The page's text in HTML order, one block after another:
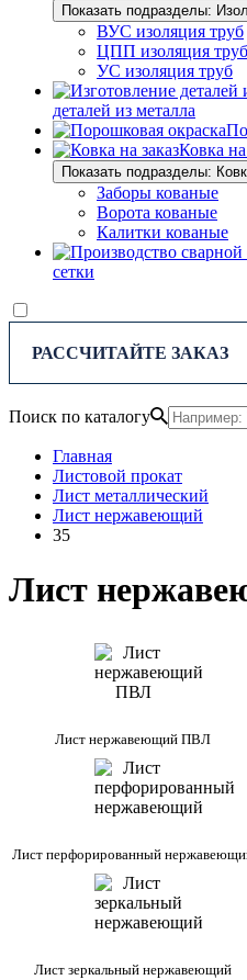
Показать подразделы:
ВУС изоляция труб
ЦПП изоляция труб
УС изоляция труб
деталей из металла
Ковка на
Показать подразделы:
Заборы кованые
Ворота кованые
Калитки кованые
сетки
РАССЧИТАЙТЕ ЗАКАЗ
Поиск по каталогу
Главная
Листовой прокат
Лист металлический
Лист нержавеющий
35
Лист
Лист нержавеющий ПВЛ
Лист перфорированный
Лист зеркальный нержавеющий